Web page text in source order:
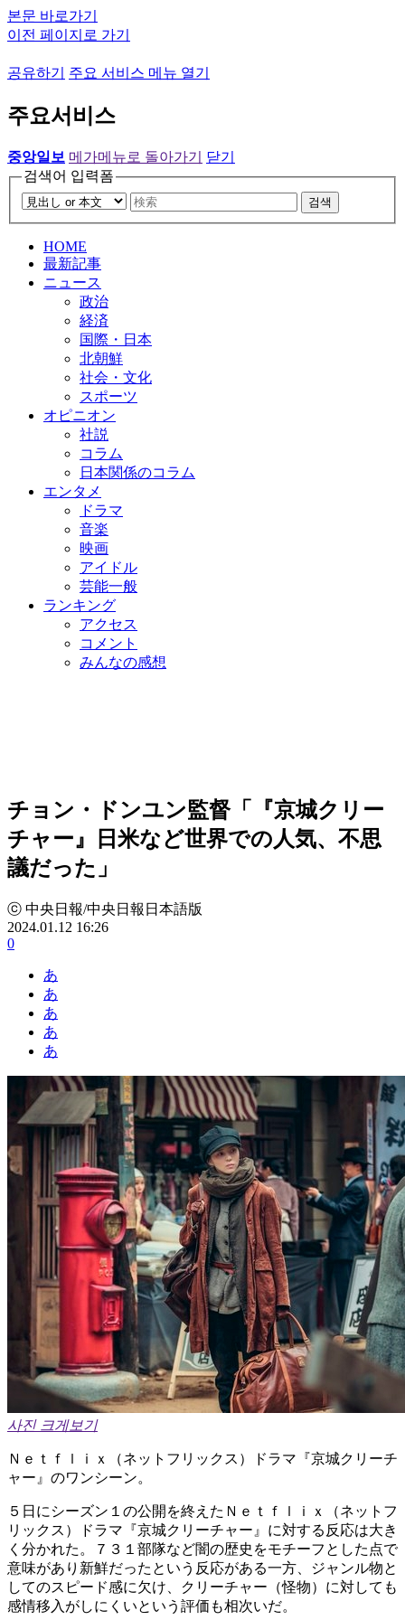
본문 바로가기
이전 페이지로 가기
공유하기 주요 서비스 메뉴 열기
주요서비스
중앙일보 메가메뉴로 돌아가기
닫기
검색어 입력폼
검색
HOME
最新記事
ニュース
政治
経済
国際・日本
北朝鮮
社会・文化
スポーツ
オピニオン
社説
コラム
日本関係のコラム
エンタメ
ドラマ
音楽
映画
アイドル
芸能一般
ランキング
アクセス
コメント
みんなの感想
チョン・ドンユン監督「『京城クリー
チャー』日米など世界での人気、不思
議だった」
ⓒ 中央日報/中央日報日本語版
2024.01.12 16:26
0
あ
あ
あ
あ
あ
사진 크게보기
Ｎｅｔｆｌｉｘ（ネットフリックス）ドラマ『京城クリーチ
ャー』のワンシーン。
５日にシーズン１の公開を終えたＮｅｔｆｌｉｘ（ネットフ
リックス）ドラマ『京城クリーチャー』に対する反応は大き
く分かれた。７３１部隊など闇の歴史をモチーフとした点で
意味があり新鮮だったという反応がある一方、ジャンル物と
してのスピード感に欠け、クリーチャー（怪物）に対しても
感情移入がしにくいという評価も相次いだ。